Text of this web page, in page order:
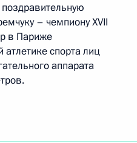
– чемпиону XVII
в Париже
атлетике спорта лиц
аппарата